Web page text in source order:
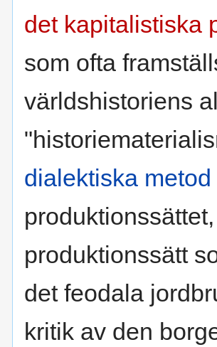
det kapitalistiska
som ofta
världshistoriens
dialektiska metod
produktionssätt
det feodala
kritik av den